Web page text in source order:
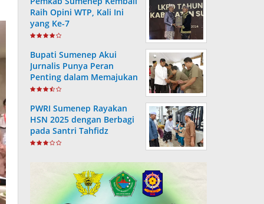
Raih Opini WTP, Kali Ini
yang Ke-7
Bupati Sumenep Akui
Jurnalis Punya Peran
Penting dalam Memajukan
Daerah
PWRI Sumenep Rayakan
HSN 2025 dengan Berbagi
pada Santri Tahfidz